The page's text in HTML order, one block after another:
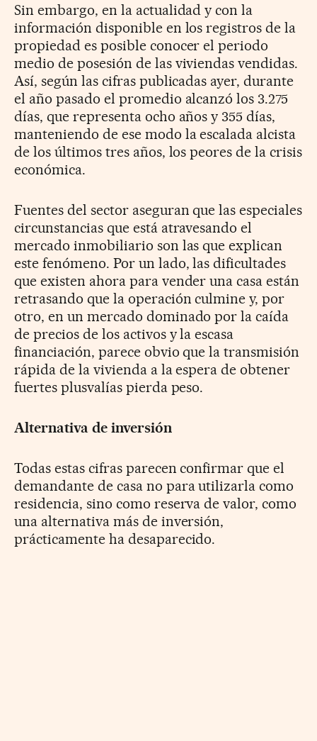
Sin embargo, en la actualidad y con la
información disponible en los registros de la
propiedad es posible conocer el periodo
medio de posesión de las viviendas vendidas.
Así, según las cifras publicadas ayer, durante
el año pasado el promedio alcanzó los 3.275
días, que representa ocho años y 355 días,
manteniendo de ese modo la escalada alcista
de los últimos tres años, los peores de la crisis
económica.
Fuentes del sector aseguran que las especiales
circunstancias que está atravesando el
mercado inmobiliario son las que explican
este fenómeno. Por un lado, las dificultades
que existen ahora para vender una casa están
retrasando que la operación culmine y, por
otro, en un mercado dominado por la caída
de precios de los activos y la escasa
financiación, parece obvio que la transmisión
rápida de la vivienda a la espera de obtener
fuertes plusvalías pierda peso.
Alternativa de inversión
Todas estas cifras parecen confirmar que el
demandante de casa no para utilizarla como
residencia, sino como reserva de valor, como
una alternativa más de inversión,
prácticamente ha desaparecido.